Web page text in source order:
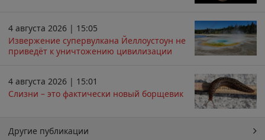
4 августа 2026 | 15:05
Извержение супервулкана Йеллоустоун не
приведёт к уничтожению цивилизации
4 августа 2026 | 15:01
Слизни – это фактически новый борщевик
Другие публикации